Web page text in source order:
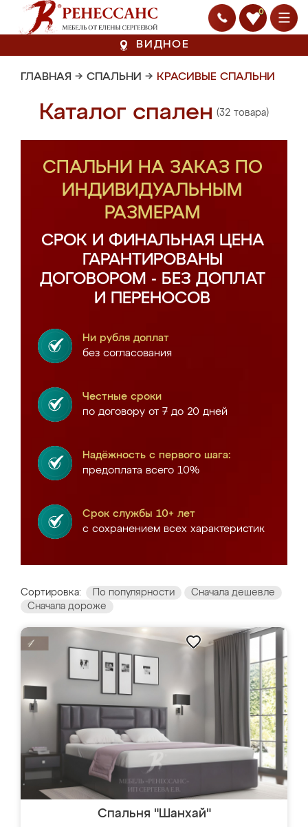
0
ВИДНОЕ
ГЛАВНАЯ → СПАЛЬНИ → КРАСИВЫЕ СПАЛЬНИ
Каталог спален (32 товара)
СПАЛЬНИ НА ЗАКАЗ ПО
ИНДИВИДУАЛЬНЫМ
РАЗМЕРАМ
СРОК И ФИНАЛЬНАЯ ЦЕНА
ГАРАНТИРОВАНЫ
ДОГОВОРОМ - БЕЗ ДОПЛАТ
И ПЕРЕНОСОВ
Ни рубля доплат
без согласования
Честные сроки
по договору от 7 до 20 дней
Надёжность с первого шага:
предоплата всего 10%
Срок службы 10+ лет
с сохранением всех характеристик
Сортировка: По популярности
Сначала дешевле
Сначала дороже
Спальня "Шанхай"